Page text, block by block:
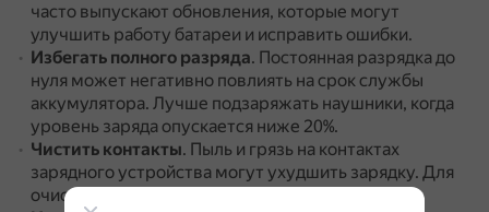
часто выпускают обновления, которые могут
улучшить работу батареи и исправить ошибки.
Избегать полного разряда. Постоянная разрядка до
нуля может негативно повлиять на срок службы
аккумулятора. Лучше подзаряжать наушники, когда
уровень заряда опускается ниже 20%.
Чистить контакты. Пыль и грязь на контактах
зарядного устройства могут ухудшить зарядку. Для
очистки можно использовать мягкую ткань.